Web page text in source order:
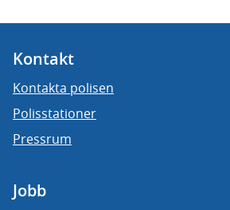
Kontakt
Kontakta polisen
Polisstationer
Pressrum
Jobb